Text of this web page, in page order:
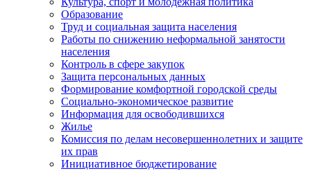
Образование
Труд и социальная защита населения
Работы по снижению неформальной занятости
населения
Контроль в сфере закупок
Защита персональных данных
Формирование комфортной городской среды
Социально-экономическое развитие
Информация для освободившихся
Жилье
Комиссия по делам несовершеннолетних и защите
их прав
Инициативное бюджетирование